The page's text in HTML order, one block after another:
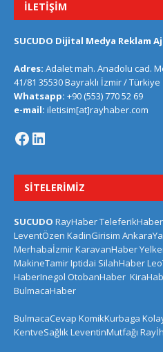
İLETIŞIM
SUCUDO Dijital Medya Reklam
Adres: Adalet mah. Anadolu cad.
41/81 35530 Bayraklı İzmir / Türkiye
Whatsapp: +90 (553) 770 52 69
e-mail: iletisim[at]rayhaber.com
SITELERIMIZ
SUCUDO RayHaberTeleferikHaber
LeventÖzen KadinGirisim
MerhabaİzmirKaravanHaber
MakineTamirIptidai SilahHaber
HaberInegol OtobanHaber
BulmacaHaber
BulmacaCevap KomikKurbaga
KentveSağlık LeventinMutfağı